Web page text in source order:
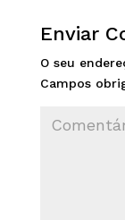
Enviar
O seu
Campos